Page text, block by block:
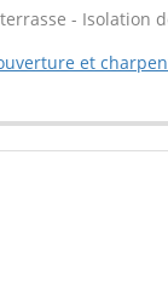
- Isolation
et